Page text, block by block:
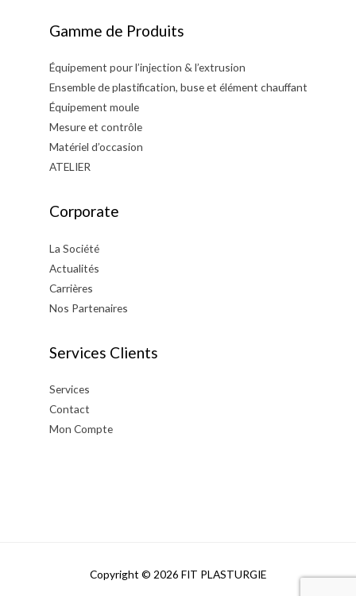
Gamme de Produits
Équipement pour l’injection & l’extrusion
Ensemble de plastification, buse et élément chauffant
Équipement moule
Mesure et contrôle
Matériel d’occasion
ATELIER
Corporate
La Société
Actualités
Carrières
Nos Partenaires
Services Clients
Services
Contact
Mon Compte
Copyright © 2026 FIT PLASTURGIE